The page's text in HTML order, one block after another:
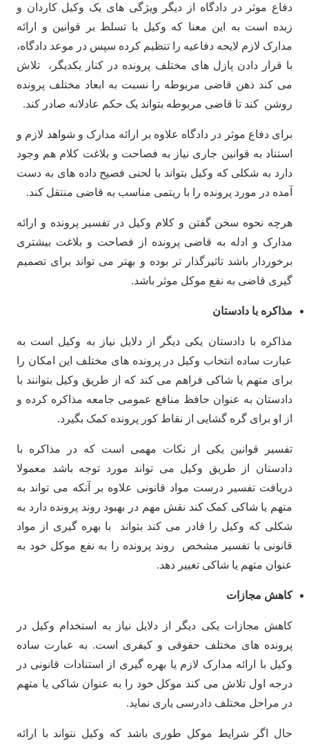
دفاع موثر در دادگاه از دیگر ویژگی های یک وکیل کاردان و
زبده است به این معنا که وکیل با تسلط بر قوانین و ارائه
مدارک لازم لایحه دفاعیه را تنظیم کرده سپس در موعد دادگاه،
با قرار دادن پازل های مختلف پرونده در کنار یکدیگر، تلاش
می کند ذهن قاضی مربوطه را نسبت به ابعاد مختلف پرونده
روشن کند تا قاضی مربوطه بتواند یک حکم‌ عادلانه صادر کند.
برای دفاع موثر در دادگاه علاوه بر ارائه مدارک و شواهد لازم و
استناد به قوانین جاری نیاز به فصاحت و بلاغت کلام هم وجود
دارد به شکلی که وکیل بتواند با لحنی فصیح داده های به دست
آمده در مورد پرونده را با ریتمی مناسب به قاضی منتقل کند.
هرچه نحوه سخن گفتن و کلام وکیل در تفسیر پرونده و ارائه
مدارک و ادله به قاضی پرونده از فصاحت و بلاغت بیشتری
برخوردار باشد تاثیرگذار تر بوده و بهتر می تواند برای تصمیم
گیری قاضی به نفع موکل موثر باشد.
مذاکره با دادستان
مذاکره با دادستان یکی دیگر از دلایل نیاز به وکیل است به
عبارت ساده انتخاب وکیل در پرونده های مختلف این امکان را
برای متهم یا شاکی فراهم می کند که از طریق وکیل بتوانند با
دادستان به عنوان حافظ منافع عمومی جامعه مذاکره کرده و
از او برای گره گشایی از نقاط کور پرونده کمک بگیرد.
تفسیر قوانین یکی از نکات مهمی است که در مذاکره با
دادستان از طریق وکیل می تواند مورد توجه باشد معمولا
دریافت تفسیر درست مواد قانونی علاوه بر آنکه می تواند به
متهم یا شاکی کمک کند نقش مهم در بهبود روند پرونده دارد به
شکلی که وکیل را قادر می کند بتواند با بهره گیری از مواد
قانونی با تفسیر مشخص روند پرونده را به نفع موکل خود به
عنوان متهم یا شاکی تغییر دهد.
کاهش مجازات
کاهش مجازات یکی دیگر از دلایل نیاز به استخدام وکیل در
پرونده های مختلف حقوقی و کیفری است. به عبارت ساده
وکیل با ارائه مدارک لازم یا بهره گیری از استنادات قانونی در
درجه اول تلاش می کند موکل خود را به عنوان شاکی یا متهم
در مراحل مختلف دادرسی یاری نماید.
حال اگر شرایط موکل طوری باشد که وکیل نتواند با ارائه